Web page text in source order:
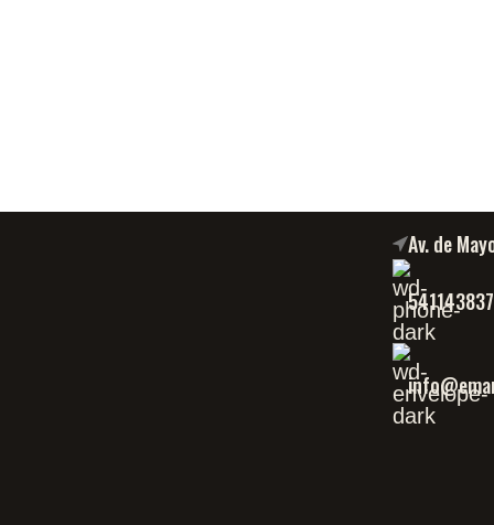
Av. de